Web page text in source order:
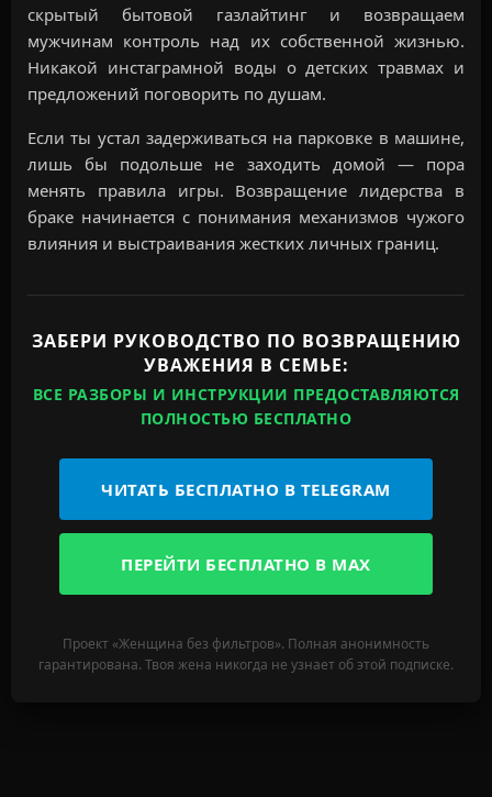
скрытый бытовой газлайтинг и возвращаем
мужчинам контроль над их собственной жизнью.
Никакой инстаграмной воды о детских травмах и
предложений поговорить по душам.
Если ты устал задерживаться на парковке в машине,
лишь бы подольше не заходить домой — пора
менять правила игры. Возвращение лидерства в
браке начинается с понимания механизмов чужого
влияния и выстраивания жестких личных границ.
ЗАБЕРИ РУКОВОДСТВО ПО ВОЗВРАЩЕНИЮ
УВАЖЕНИЯ В СЕМЬЕ:
ВСЕ РАЗБОРЫ И ИНСТРУКЦИИ ПРЕДОСТАВЛЯЮТСЯ
ПОЛНОСТЬЮ БЕСПЛАТНО
ЧИТАТЬ БЕСПЛАТНО В TELEGRAM
ПЕРЕЙТИ БЕСПЛАТНО В MAX
Проект «Женщина без фильтров». Полная анонимность
гарантирована. Твоя жена никогда не узнает об этой подписке.